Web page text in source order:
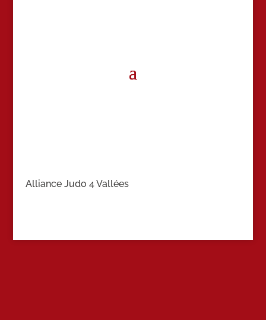
Alliance Judo 4 Vallées